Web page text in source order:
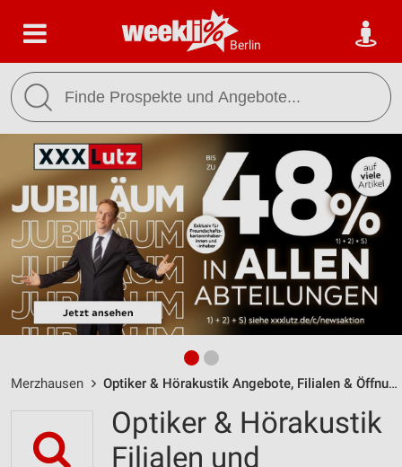
Berlin
Merzhausen Optiker & Hörakustik Angebote, Filialen & Öffnungszeiten
Optiker & Hörakustik
Filialen und